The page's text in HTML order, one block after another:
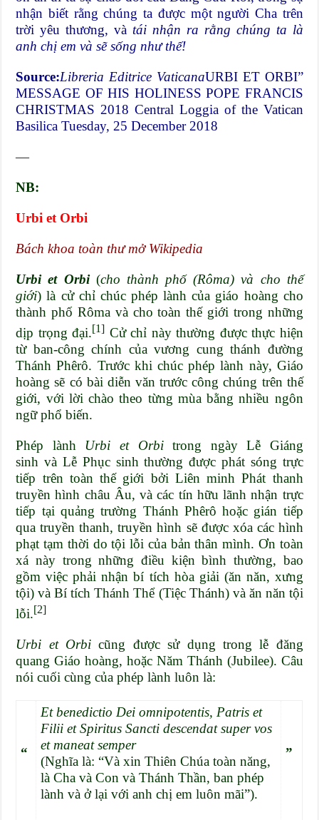
nhận biết rằng chúng ta được một người Cha trên
trời yêu thương, và tái nhận ra rằng chúng ta là
anh chị em và sẽ sống như thế!
Source:Libreria Editrice VaticanaURBI ET ORBI”
MESSAGE OF HIS HOLINESS POPE FRANCIS
CHRISTMAS 2018 Central Loggia of the Vatican
Basilica Tuesday, 25 December 2018
—
NB:
Urbi et Orbi
Bách khoa toàn thư mở Wikipedia
Urbi et Orbi(cho thành phố (Rôma) và cho thế
giới) là cử chỉ chúc phép lành của giáo hoàng cho
thành phố Rômavà cho toànthế giới trong những
dịp trọng đại.[1] Cử chỉ này thường được thực hiện
từ ban-công chính củavương cung thánh đường
Thánh Phêrô. Trước khi chúc phép lành này, Giáo
hoàng sẽ có bài diễn văn trước công chúng trên thế
giới, với lời chào theo từng mùa bằng nhiều ngôn
ngữ phổ biến.
Phép lành Urbi et Orbitrong ngàyLễ Giáng
sinh và Lễ Phục sinh thường được phát sóng trực
tiếp trên toàn thế giới bởi Liên minh Phát thanh
truyền hình châu Âu, và các tín hữu lãnh nhận trực
tiếp tại quảng trường Thánh Phêrô hoặc gián tiếp
qua truyền thanh, truyền hình sẽ được xóa các hình
phạt tạm thời dotội lỗi của bản thân mình. Ơn toàn
xá này trong những điều kiện bình thường, bao
gồm việc phải nhậnbí tích hòa giải (ăn năn, xưng
tội) vàBí tích Thánh Thể(Tiệc Thánh) và ăn năn tội
lỗi.[2]
Urbi et Orbi cũng được sử dụng trong lễ đăng
quang Giáo hoàng, hoặc Năm Thánh (Jubilee). Câu
nói cuối cùng của phép lành luôn là:
“
Et benedictio Dei omnipotentis, Patris et
Filii et Spiritus Sancti descendat super vos
et maneat semper
(Nghĩa là: “Và xin Thiên Chúa toàn năng,
là Chavà Con và Thánh Thần, ban phép
lành và ở lại với anh chị em luôn mãi”).
”